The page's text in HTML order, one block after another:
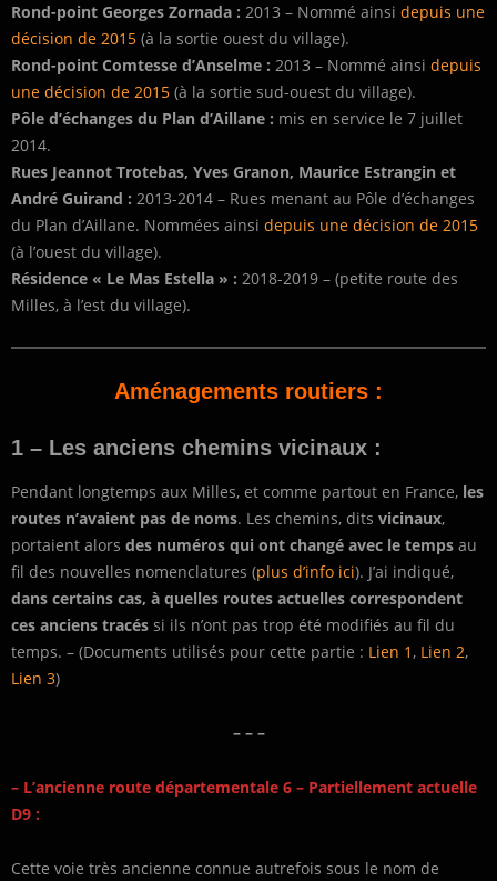
Rond-point Georges Zornada : 2013 – Nommé ainsi depuis une
décision de 2015 (à la sortie ouest du village).
Rond-point Comtesse d’Anselme : 2013 – Nommé ainsi depuis
une décision de 2015 (à la sortie sud-ouest du village).
Pôle d’échanges du Plan d’Aillane : mis en service le 7 juillet
2014.
Rues Jeannot Trotebas, Yves Granon, Maurice Estrangin et
André Guirand : 2013-2014 – Rues menant au Pôle d’échanges
du Plan d’Aillane. Nommées ainsi depuis une décision de 2015
(à l’ouest du village).
Résidence « Le Mas Estella » : 2018-2019 – (petite route des
Milles, à l’est du village).
Aménagements routiers :
1 – Les anciens chemins vicinaux :
Pendant longtemps aux Milles, et comme partout en France, les
routes n’avaient pas de noms. Les chemins, dits vicinaux,
portaient alors des numéros qui ont changé avec le temps au
fil des nouvelles nomenclatures (plus d’info ici). J’ai indiqué,
dans certains cas, à quelles routes actuelles correspondent
ces anciens tracés si ils n’ont pas trop été modifiés au fil du
temps. – (Documents utilisés pour cette partie : Lien 1, Lien 2,
Lien 3)
– – –
– L’ancienne route départementale 6 – Partiellement actuelle
D9 :
Cette voie très ancienne connue autrefois sous le nom de